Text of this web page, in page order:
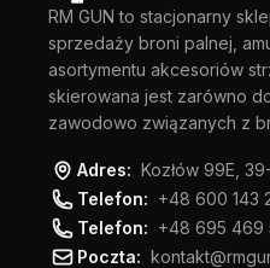
RM GUN to stacjonarny
sprzedaży broni palnej,
asortymentu akcesoriów
skierowana jest zarówno
zawodowo związanych z
Adres: Kozłów 99E,
Telefon: +48 600 143
Telefon: +48 695 469
Poczta: